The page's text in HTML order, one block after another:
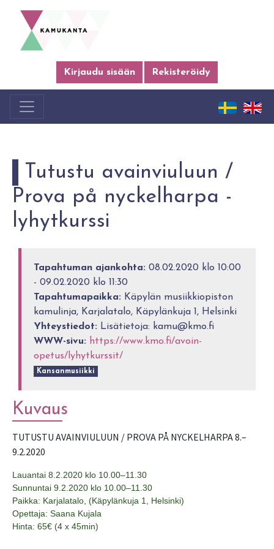
Kirjaudu sisään Rekisteröidy
Tutustu avainviuluun /
Prova på nyckelharpa -
lyhytkurssi
Tapahtuman ajankohta: 08.02.2020 klo 10:00
- 09.02.2020 klo 11:30
Tapahtumapaikka: Käpylän musiikkiopiston
kamulinja, Karjalatalo, Käpylänkuja 1, Helsinki
Yhteystiedot: Lisätietoja: kamu@kmo.fi
WWW-sivu: https://www.kmo.fi/avoin-
opetus/lyhytkurssit/
Kansanmusiikki
Kuvaus
TUTUSTU AVAINVIULUUN / PROVA PÅ NYCKELHARPA 8.–
9.2.2020
Lauantai 8.2.2020 klo 10.00–11.30
Sunnuntai 9.2.2020 klo 10.00–11.30
Paikka: Karjalatalo, (Käpylänkuja 1, Helsinki)
Opettaja: Saana Kujala
Hinta: 65€ (4 x 45min)